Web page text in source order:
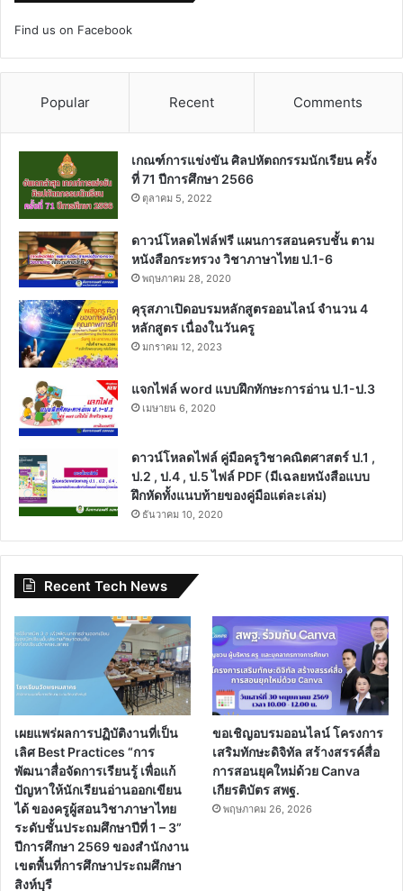
Find us on Facebook
Popular Recent Comments
เกณฑ์การแข่งขัน ศิลปหัตถกรรมนักเรียน ครั้ง
ที่ 71 ปีการศึกษา 2566
ตุลาคม 5, 2022
ดาวน์โหลดไฟล์ฟรี แผนการสอนครบชั้น ตาม
หนังสือกระทรวง วิชาภาษาไทย ป.1-6
พฤษภาคม 28, 2020
คุรุสภาเปิดอบรมหลักสูตรออนไลน์ จำนวน 4
หลักสูตร เนื่องในวันครู
มกราคม 12, 2023
แจกไฟล์ word แบบฝึกทักษะการอ่าน ป.1-ป.3
เมษายน 6, 2020
ดาวน์โหลดไฟล์ คู่มือครูวิชาคณิตศาสตร์ ป.1 ,
ป.2 , ป.4 , ป.5 ไฟล์ PDF (มีเฉลยหนังสือแบบ
ฝึกหัดทั้งแนบท้ายของคู่มือแต่ละเล่ม)
ธันวาคม 10, 2020
Recent Tech News
เผยแพร่ผลการปฏิบัติงานที่เป็น
เลิศ Best Practices “การ
พัฒนาสื่อจัดการเรียนรู้ เพื่อแก้
ปัญหาให้นักเรียนอ่านออกเขียน
ได้ ของครูผู้สอนวิชาภาษาไทย
ระดับชั้นประถมศึกษาปีที่ 1 – 3”
ปีการศึกษา 2569 ของสำนักงาน
เขตพื้นที่การศึกษาประถมศึกษา
สิงห์บุรี
ขอเชิญอบรมออนไลน์ โครงการ
เสริมทักษะดิจิทัล สร้างสรรค์สื่อ
การสอนยุคใหม่ด้วย Canva
เกียรติบัตร สพฐ.
พฤษภาคม 26, 2026